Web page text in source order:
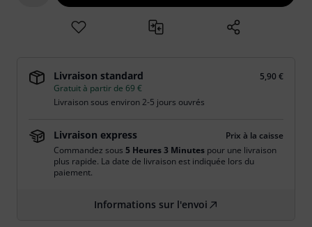
Livraison standard
5,90 €
Gratuit à partir de 69 €
Livraison sous environ 2-5 jours ouvrés
Livraison express
Prix à la caisse
Commandez sous 5 Heures 3 Minutes pour une livraison
plus rapide. La date de livraison est indiquée lors du
paiement.
Informations sur l'envoi